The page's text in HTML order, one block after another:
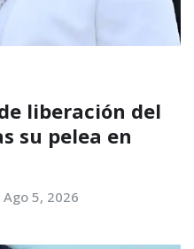
liberación del
su pelea en
Ago 5, 2026